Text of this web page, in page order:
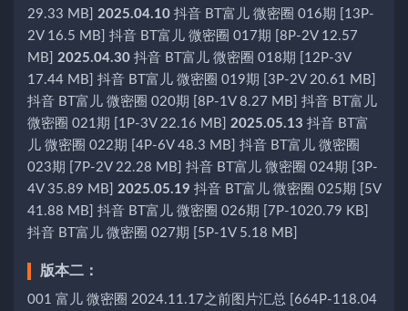
29.33 MB] 2025.04.10 抖音 BT富儿 微密圈 016期 [13P-
2V 16.5 MB] 抖音 BT富儿 微密圈 017期 [8P-2V 12.57
MB] 2025.04.30 抖音 BT富儿 微密圈 018期 [12P-3V
17.44 MB] 抖音 BT富儿 微密圈 019期 [3P-2V 20.61 MB]
抖音 BT富儿 微密圈 020期 [8P-1V 8.27 MB] 抖音 BT富儿
微密圈 021期 [1P-3V 22.16 MB] 2025.05.13 抖音 BT富
儿 微密圈 022期 [4P-6V 48.3 MB] 抖音 BT富儿 微密圈
023期 [7P-2V 22.28 MB] 抖音 BT富儿 微密圈 024期 [3P-
4V 35.89 MB] 2025.05.19 抖音 BT富儿 微密圈 025期 [5V
41.88 MB] 抖音 BT富儿 微密圈 026期 [7P-1020.79 KB]
抖音 BT富儿 微密圈 027期 [5P-1V 5.18 MB]
版本二：
001 富儿 微密圈 2024.11.17之前图片汇总 [664P-118.04